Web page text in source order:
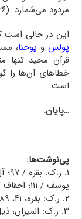
مردود می‌شمارد. (۲۶)
این در حالی
پولس و یوحنا،
قرآن مجید تنها
خطاهای آن‌ها را
است.
…پایان.
پی‌نوشت‌ها:
یوسف / ۱۱۱؛ احقاف / ۳۰
۲. ر.ک: بقره، ۴۱، ۸۹، ۹۱ و ۱۰۱؛ آل عمران، ۸۱؛ نساء، ۴۷
۳. ر.ک: المیزان، ذیل آیه‌ی فوق